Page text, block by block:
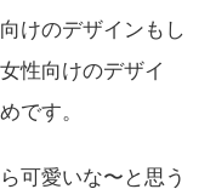
けのデザインもし
性向けのデザイ
です。
可愛いな〜と思う